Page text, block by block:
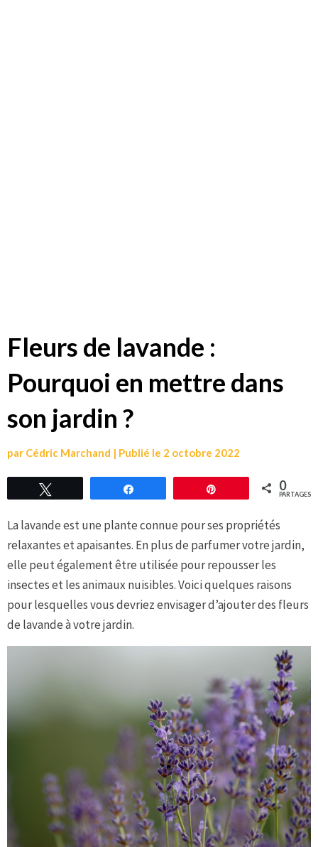
Fleurs de lavande :
Pourquoi en mettre dans
son jardin ?
par Cédric Marchand | Publié le 2 octobre 2022
0
PARTAGES
La lavande est une plante connue pour ses propriétés
relaxantes et apaisantes. En plus de parfumer votre jardin,
elle peut également être utilisée pour repousser les
insectes et les animaux nuisibles. Voici quelques raisons
pour lesquelles vous devriez envisager d’ajouter des fleurs
de lavande à votre jardin.